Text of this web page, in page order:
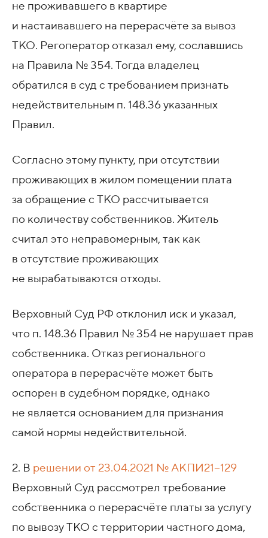
не проживавшего в квартире
и настаивавшего на перерасчёте за вывоз
ТКО. Регоператор отказал ему, сославшись
на Правила № 354. Тогда владелец
обратился в суд с требованием признать
недействительным п. 148.36 указанных
Правил.
Согласно этому пункту, при отсутствии
проживающих в жилом помещении плата
за обращение с ТКО рассчитывается
по количеству собственников. Житель
считал это неправомерным, так как
в отсутствие проживающих
не вырабатываются отходы.
Верховный Суд РФ отклонил иск и указал,
что п. 148.36 Правил № 354 не нарушает прав
собственника. Отказ регионального
оператора в перерасчёте может быть
оспорен в судебном порядке, однако
не является основанием для признания
самой нормы недействительной.
2. В решении от 23.04.2021 № АКПИ21−129
Верховный Суд рассмотрел требование
собственника о перерасчёте платы за услугу
по вывозу ТКО с территории частного дома,